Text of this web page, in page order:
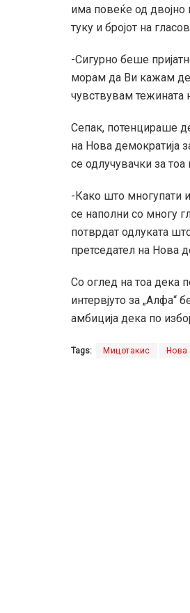
има повеќе од двојно
туку и бројот на
-Сигурно беше
морам да Ви кажам
чувствувам тежината
Сепак, потенцираше
на Нова демократија
се одлучувачки за
-Како што многупати
се наполни со многу
потврдат одлуката
претседател на Нова
Со оглед на тоа дека
интервјуто за
амбиција дека по
Tags: Мицотакис Нова